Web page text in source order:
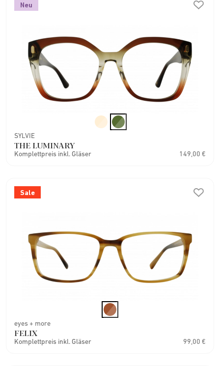
Neu
SYLVIE
THE LUMINARY
Komplettpreis inkl. Gläser 149,00 €
Sale
eyes + more
FELIX
Komplettpreis inkl. Gläser 99,00 €